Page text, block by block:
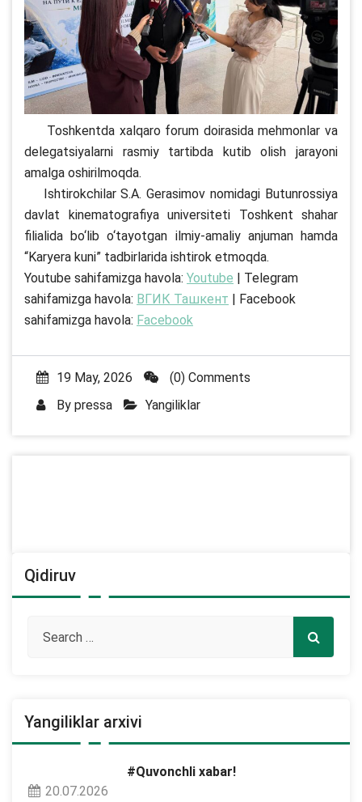
Toshkentda xalqaro forum doirasida mehmonlar va
delegatsiyalarni rasmiy tartibda kutib olish jarayoni
amalga oshirilmoqda.
Ishtirokchilar S.A. Gerasimov nomidagi Butunrossiya
davlat kinematografiya universiteti Toshkent shahar
filialida bo‘lib o‘tayotgan ilmiy-amaliy anjuman hamda
“Karyera kuni” tadbirlarida ishtirok etmoqda.
Youtube sahifamizga havola: Youtube | Telegram
sahifamizga havola: ВГИК Ташкент | Facebook
sahifamizga havola: Facebook
19 May, 2026
(0) Comments
By pressa Yangiliklar
Qidiruv
Yangiliklar arxivi
#Quvonchli xabar!
20.07.2026